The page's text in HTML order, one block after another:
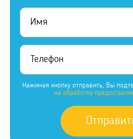
Нажимая кнопку отправить, Вы
на обработку